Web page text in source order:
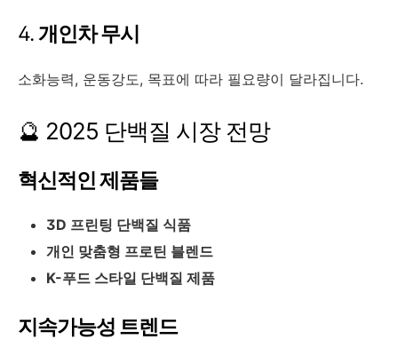
4.개인차 무시
소화능력, 운동강도, 목표에 따라 필요량이 달라집니다.
🔮 2025 단백질 시장 전망
혁신적인 제품들
3D 프린팅 단백질 식품
개인 맞춤형 프로틴 블렌드
K-푸드 스타일 단백질 제품
지속가능성 트렌드